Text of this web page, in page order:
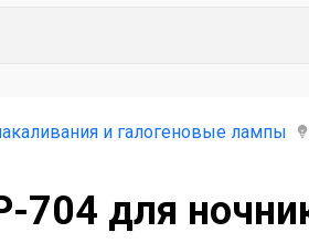
и галогеновые лампы
704 для